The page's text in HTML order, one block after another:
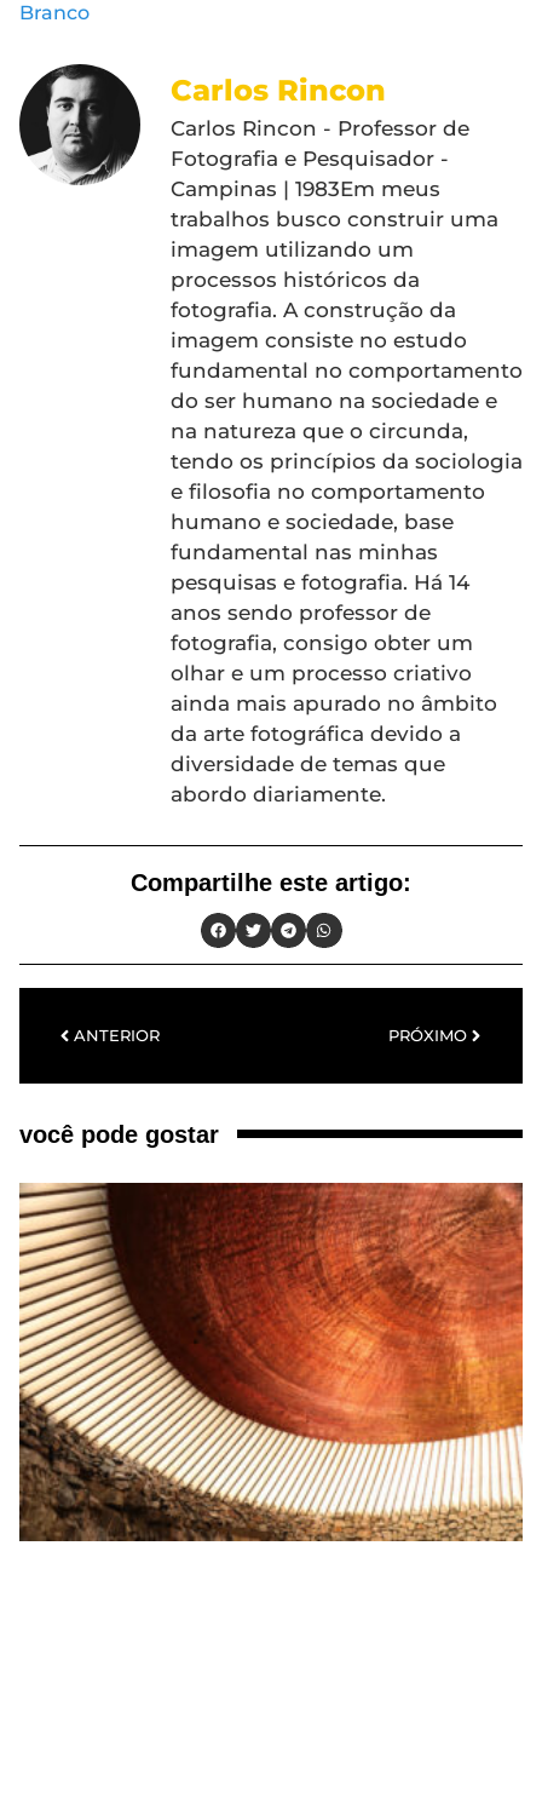
Branco
Carlos Rincon
Carlos Rincon - Professor de
Fotografia e Pesquisador -
Campinas | 1983Em meus
trabalhos busco construir uma
imagem utilizando um
processos históricos da
fotografia. A construção da
imagem consiste no estudo
fundamental no comportamento
do ser humano na sociedade e
na natureza que o circunda,
tendo os princípios da sociologia
e filosofia no comportamento
humano e sociedade, base
fundamental nas minhas
pesquisas e fotografia. Há 14
anos sendo professor de
fotografia, consigo obter um
olhar e um processo criativo
ainda mais apurado no âmbito
da arte fotográfica devido a
diversidade de temas que
abordo diariamente.
Compartilhe este artigo:
ANTERIOR PRÓXIMO
você pode gostar